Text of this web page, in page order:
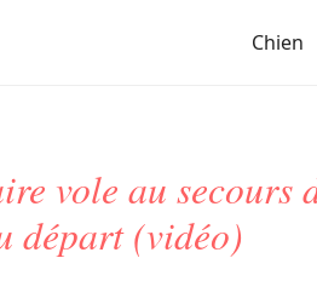
Chien
vole au secours
départ (vidéo)